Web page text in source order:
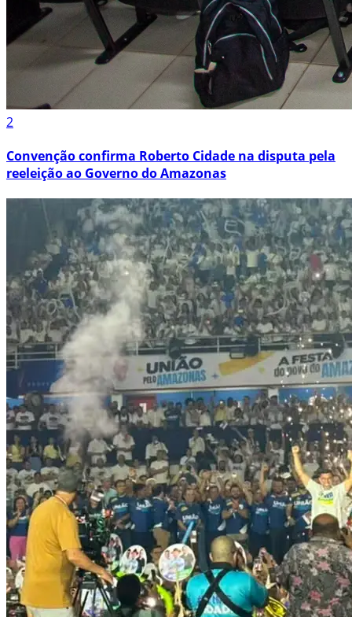
2
Convenção confirma Roberto Cidade na disputa pela
reeleição ao Governo do Amazonas